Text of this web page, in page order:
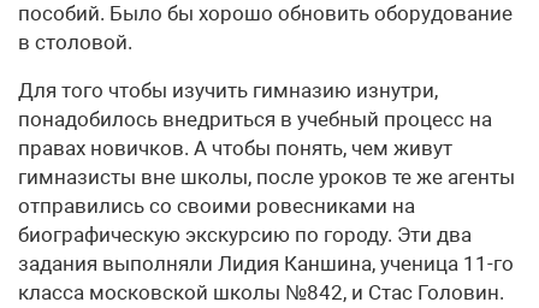
пособий. Было бы хорошо обновить оборудование
в столовой.
Для того чтобы изучить гимназию изнутри,
понадобилось внедриться в учебный процесс на
правах новичков. А чтобы понять, чем живут
гимназисты вне школы, после уроков те же агенты
отправились со своими ровесниками на
биографическую экскурсию по городу. Эти два
задания выполняли Лидия Каншина, ученица 11-го
класса московской школы №842, и Стас Головин.